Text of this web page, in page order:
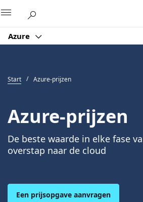
Azure
Start Azure-prijzen
Azure-prijzen
De beste waarde in elke fase
overstap naar de cloud
Een prijsopgave aanvragen